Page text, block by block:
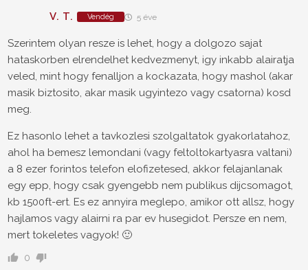
V. T. Vendég 5 éve
Szerintem olyan resze is lehet, hogy a dolgozo sajat
hataskorben elrendelhet kedvezmenyt, igy inkabb alairatja
veled, mint hogy fenalljon a kockazata, hogy mashol (akar
masik biztosito, akar masik ugyintezo vagy csatorna) kosd
meg.
Ez hasonlo lehet a tavkozlesi szolgaltatok gyakorlatahoz,
ahol ha bemesz lemondani (vagy feltoltokartyasra valtani)
a 8 ezer forintos telefon elofizetesed, akkor felajanlanak
egy epp, hogy csak gyengebb nem publikus dijcsomagot,
kb 1500ft-ert. Es ez annyira meglepo, amikor ott allsz, hogy
hajlamos vagy alairni ra par ev husegidot. Persze en nem,
mert tokeletes vagyok! 🙂
0